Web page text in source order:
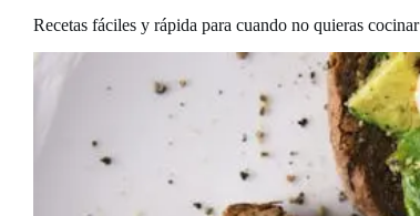
Recetas fáciles y rápida para cuando no quieras cocinar